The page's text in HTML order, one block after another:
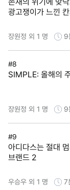
광고쟁이가 느낀
장원정 외 1 명 9
#8
SIMPLE: 올해의
장원정 외 1 명 9
#9
아디다스는 절대
브랜드 2
우승우 외 1 명 7